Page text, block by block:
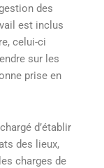
des
est inclus
celui-ci
sur les
prise en
d’établir
des lieux,
charges de